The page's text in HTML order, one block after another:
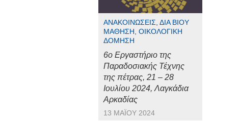
ΑΝΑΚΟΙΝΏΣΕΙΣ, ΔΙΆ ΒΊΟΥ
ΜΆΘΗΣΗ, ΟΙΚΟΛΟΓΙΚΉ
ΔΌΜΗΣΗ
6ο Εργαστήριο της
Παραδοσιακής Τέχνης
της πέτρας, 21 – 28
Ιουλίου 2024, Λαγκάδια
Αρκαδίας
13 ΜΑΪ́ΟΥ 2024